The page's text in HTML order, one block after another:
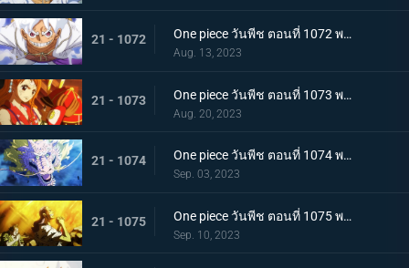
21 - 1072 One piece วันพีช ตอนที่ 1072 พากย์ไทย พลังกวนประสาท เกียร์ฟิฟท์โลดแล่น
Aug. 13, 2023
21 - 1073 One piece วันพีช ตอนที่ 1073 พากย์ไทย ไม่มีที่ให้หนี ภาพเกาะโอนิกาชิมะในนรก
Aug. 20, 2023
21 - 1074 One piece วันพีช ตอนที่ 1074 พากย์ไทย เชื่อในโมโมะ ท่าเด็ดครั้งสุดท้ายของลูฟี่
Sep. 03, 2023
21 - 1075 One piece วันพีช ตอนที่ 1075 พากย์ไทย คำอธิษฐาน 20 ปี ทวงคืนแคว้นวาโนะ
Sep. 10, 2023